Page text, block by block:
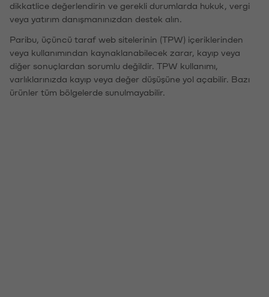
dikkatlice değerlendirin ve gerekli durumlarda hukuk, vergi
veya yatırım danışmanınızdan destek alın.
Paribu, üçüncü taraf web sitelerinin (TPW) içeriklerinden
veya kullanımından kaynaklanabilecek zarar, kayıp veya
diğer sonuçlardan sorumlu değildir. TPW kullanımı,
varlıklarınızda kayıp veya değer düşüşüne yol açabilir. Bazı
ürünler tüm bölgelerde sunulmayabilir.